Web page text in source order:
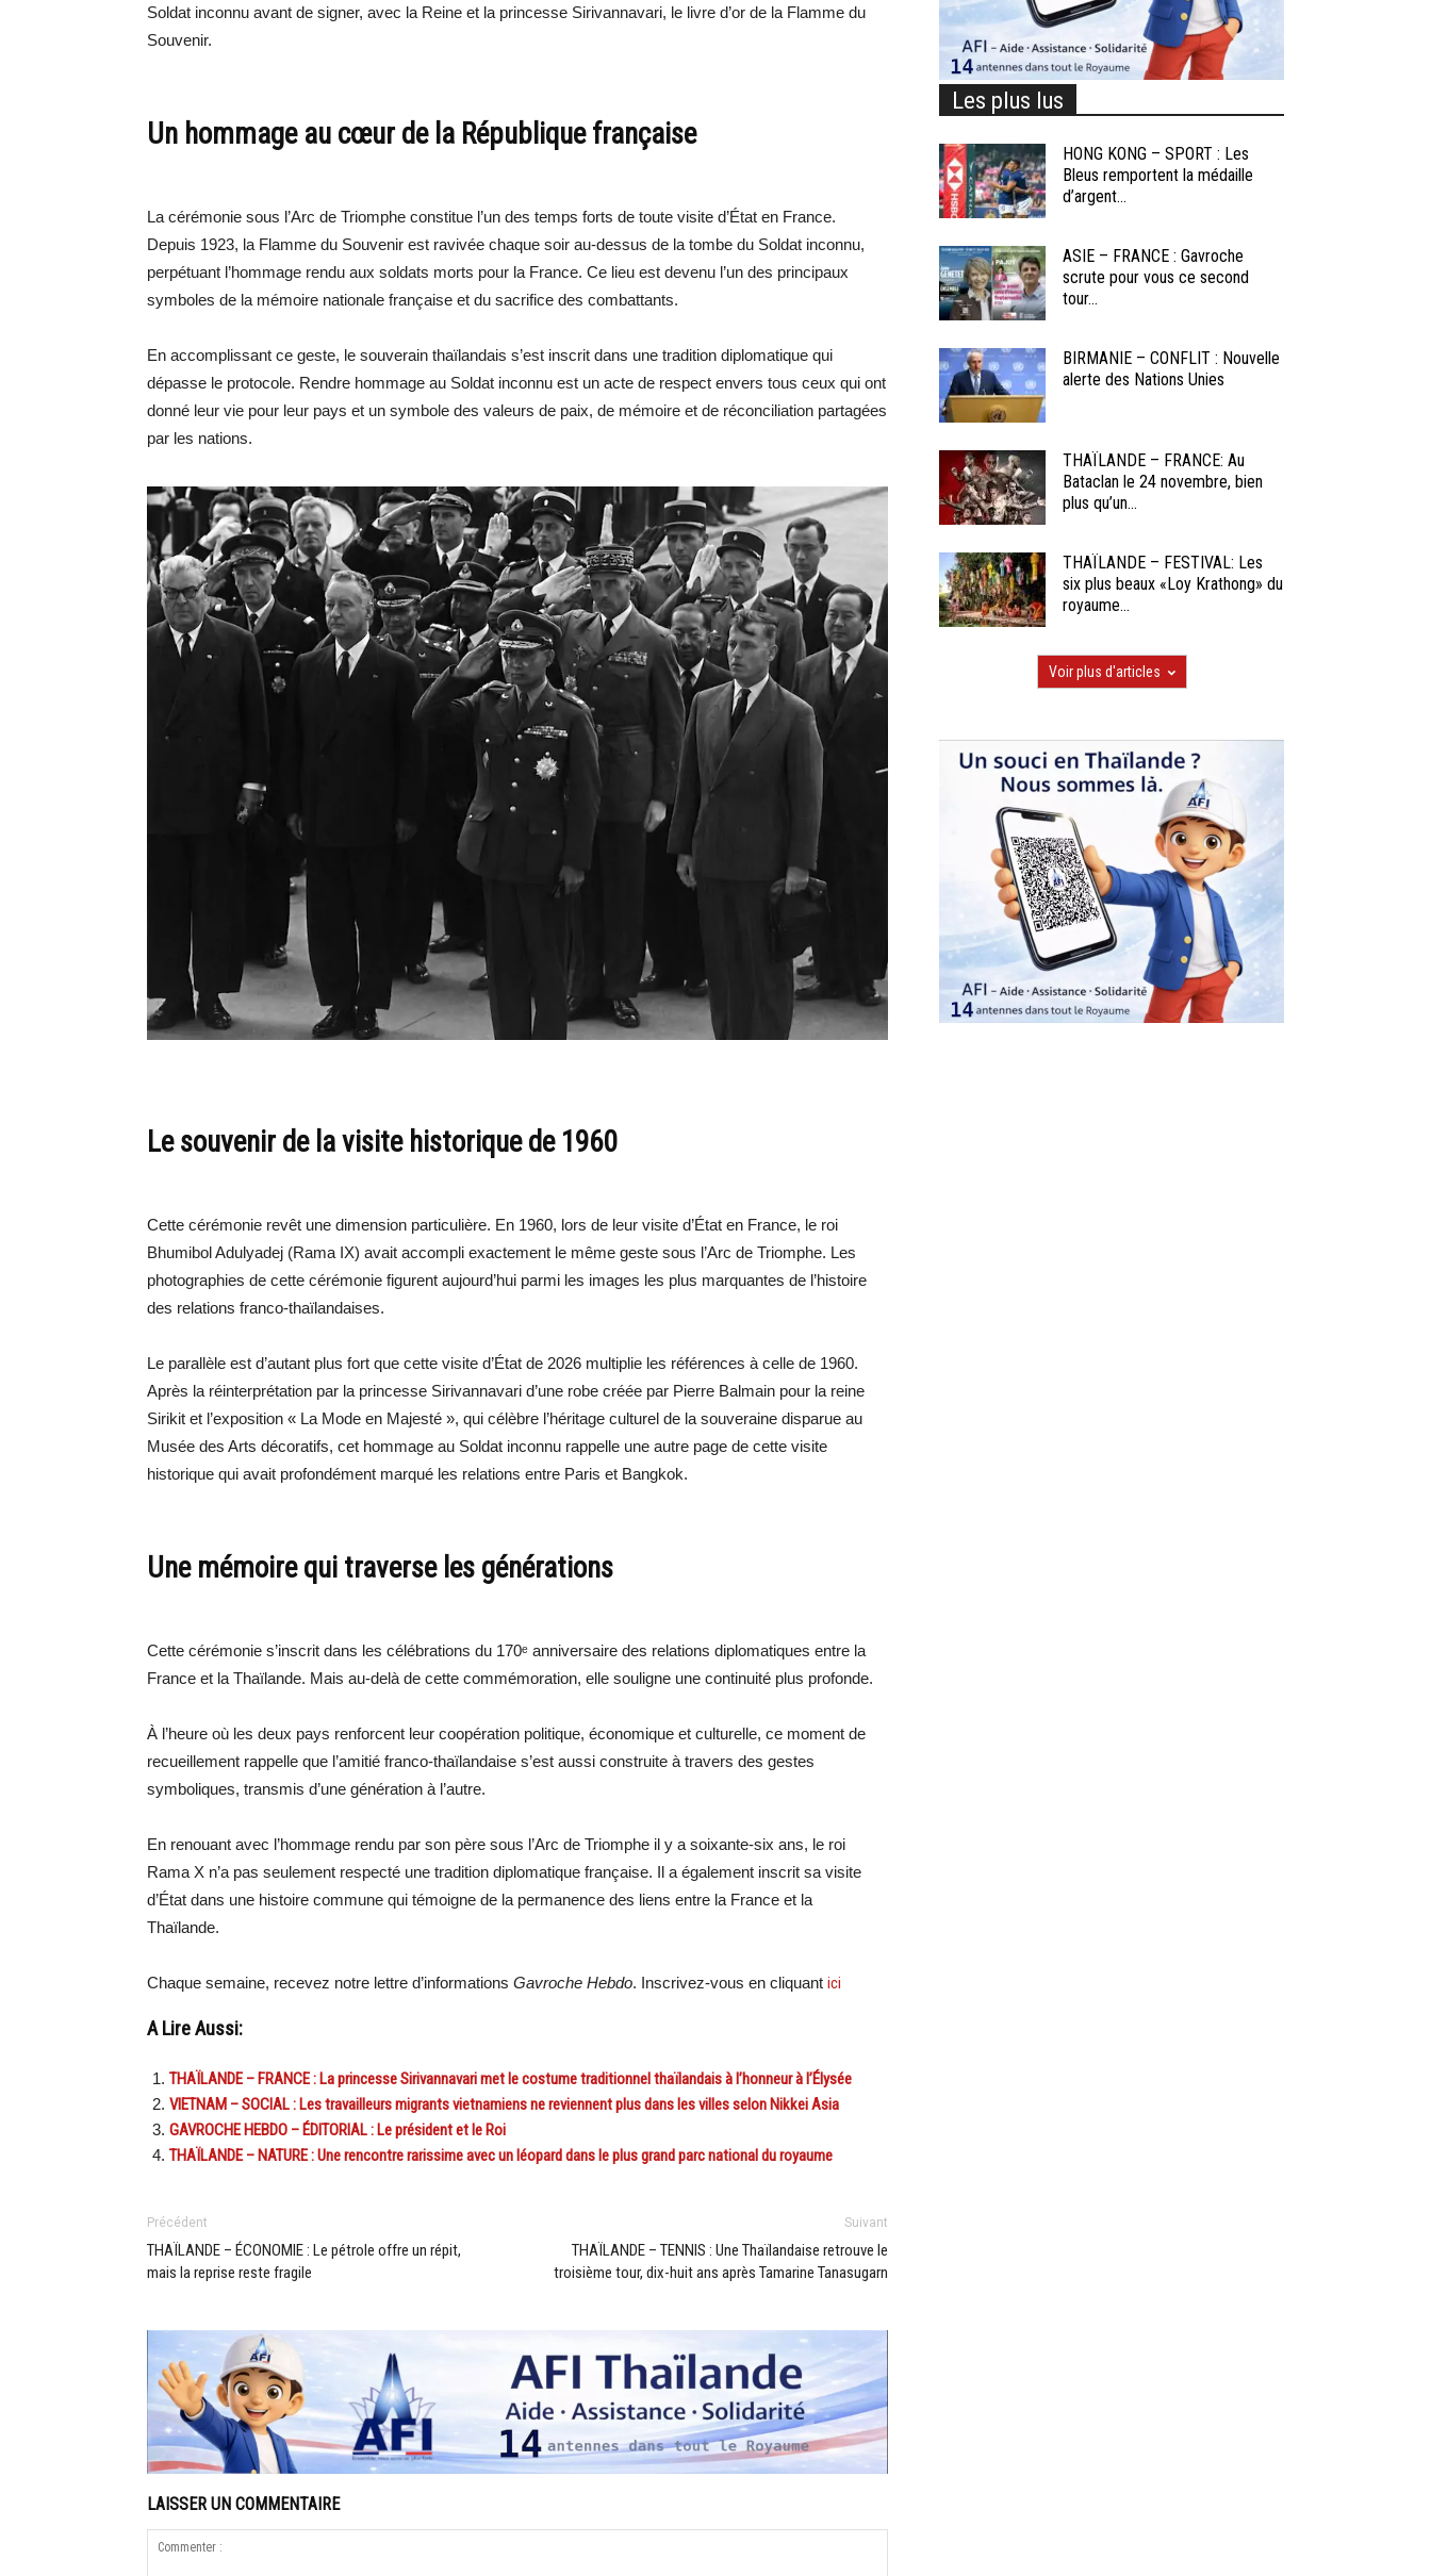
Soldat inconnu avant de signer, avec la Reine et la princesse Sirivannavari, le livre d’or de la Flamme du
Souvenir.
Un hommage au cœur de la République française
La cérémonie sous l’Arc de Triomphe constitue l’un des temps forts de toute visite d’État en France.
Depuis 1923, la Flamme du Souvenir est ravivée chaque soir au-dessus de la tombe du Soldat inconnu,
perpétuant l’hommage rendu aux soldats morts pour la France. Ce lieu est devenu l’un des principaux
symboles de la mémoire nationale française et du sacrifice des combattants.
En accomplissant ce geste, le souverain thaïlandais s’est inscrit dans une tradition diplomatique qui
dépasse le protocole. Rendre hommage au Soldat inconnu est un acte de respect envers tous ceux qui ont
donné leur vie pour leur pays et un symbole des valeurs de paix, de mémoire et de réconciliation partagées
par les nations.
Le souvenir de la visite historique de 1960
Cette cérémonie revêt une dimension particulière. En 1960, lors de leur visite d’État en France, le roi
Bhumibol Adulyadej (Rama IX) avait accompli exactement le même geste sous l’Arc de Triomphe. Les
photographies de cette cérémonie figurent aujourd’hui parmi les images les plus marquantes de l’histoire
des relations franco-thaïlandaises.
Le parallèle est d’autant plus fort que cette visite d’État de 2026 multiplie les références à celle de 1960.
Après la réinterprétation par la princesse Sirivannavari d’une robe créée par Pierre Balmain pour la reine
Sirikit et l’exposition « La Mode en Majesté », qui célèbre l’héritage culturel de la souveraine disparue au
Musée des Arts décoratifs, cet hommage au Soldat inconnu rappelle une autre page de cette visite
historique qui avait profondément marqué les relations entre Paris et Bangkok.
Une mémoire qui traverse les générations
Cette cérémonie s’inscrit dans les célébrations du 170ᵉ anniversaire des relations diplomatiques entre la
France et la Thaïlande. Mais au-delà de cette commémoration, elle souligne une continuité plus profonde.
À l’heure où les deux pays renforcent leur coopération politique, économique et culturelle, ce moment de
recueillement rappelle que l’amitié franco-thaïlandaise s’est aussi construite à travers des gestes
symboliques, transmis d’une génération à l’autre.
En renouant avec l’hommage rendu par son père sous l’Arc de Triomphe il y a soixante-six ans, le roi
Rama X n’a pas seulement respecté une tradition diplomatique française. Il a également inscrit sa visite
d’État dans une histoire commune qui témoigne de la permanence des liens entre la France et la
Thaïlande.
Chaque semaine, recevez notre lettre d’informations Gavroche Hebdo. Inscrivez-vous en cliquant ici
A Lire Aussi:
THAÏLANDE – FRANCE : La princesse Sirivannavari met le costume traditionnel thaïlandais à l’honneur à l’Élysée
VIETNAM – SOCIAL : Les travailleurs migrants vietnamiens ne reviennent plus dans les villes selon Nikkei Asia
GAVROCHE HEBDO – ÉDITORIAL : Le président et le Roi
THAÏLANDE – NATURE : Une rencontre rarissime avec un léopard dans le plus grand parc national du royaume
Précédent
THAÏLANDE – ÉCONOMIE : Le pétrole offre un répit,
mais la reprise reste fragile
Suivant
THAÏLANDE – TENNIS : Une Thaïlandaise retrouve le
troisième tour, dix-huit ans après Tamarine Tanasugarn
LAISSER UN COMMENTAIRE
Les plus lus
HONG KONG – SPORT : Les
Bleus remportent la médaille
d’argent...
ASIE – FRANCE : Gavroche
scrute pour vous ce second
tour...
BIRMANIE – CONFLIT : Nouvelle
alerte des Nations Unies
THAÏLANDE – FRANCE: Au
Bataclan le 24 novembre, bien
plus qu’un...
THAÏLANDE – FESTIVAL: Les
six plus beaux «Loy Krathong» du
royaume...
Voir plus d'articles